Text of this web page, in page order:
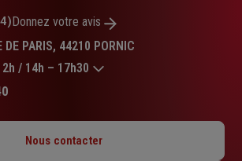
Donnez votre avis
DE PARIS, 44210 PORNIC
Ouvert 09h – 12h / 14h – 17h30
/ 14h – 17h30
Nous contacter